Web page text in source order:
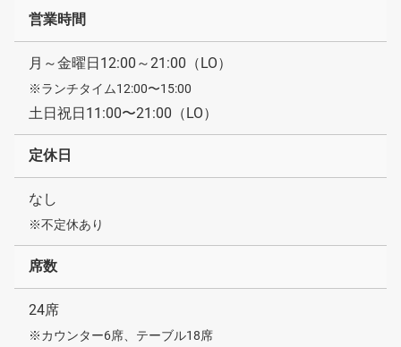
営業時間
月～金曜日12:00～21:00（LO）
※ランチタイム12:00〜15:00
土日祝日11:00〜21:00（LO）
定休日
なし
※不定休あり
席数
24席
※カウンター6席、テーブル18席